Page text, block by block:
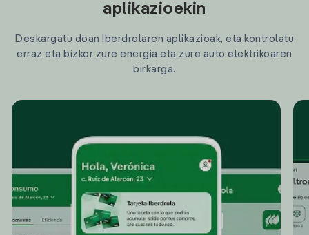
aplikazioekin
Deskargatu doan Iberdrolaren aplikazioak, eta kontrolatu
erraz eta bizkor zure energia eta zure auto elektrikoaren
birkarga.